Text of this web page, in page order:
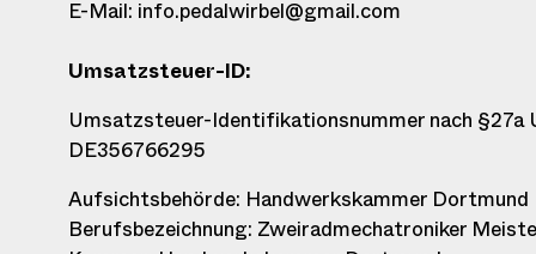
E-Mail: info.pedalwirbel@gmail.com
Umsatzsteuer-ID:
Umsatzsteuer-Identifikationsnummer nach §27a
DE356766295
Aufsichtsbehörde: Handwerkskammer Dortmund
Berufsbezeichnung: Zweiradmechatroniker